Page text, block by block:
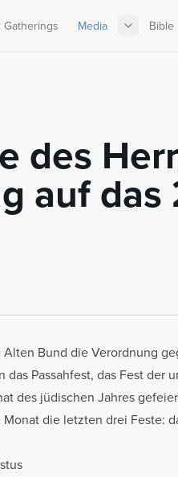
Gatherings Media Bible
des
auf das
Bund die Verordnung
Passahfest, das Fest der
des jüdischen Jahres
die letzten drei Feste: